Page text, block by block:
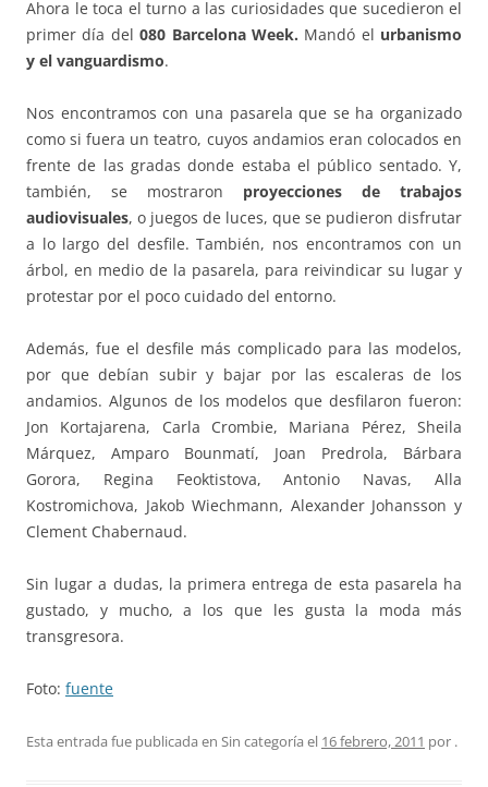
Ahora le toca el turno a las curiosidades que sucedieron el
primer día del080 Barcelona Week. Mandó el urbanismo
y el vanguardismo.
Nos encontramos con una pasarela que se ha organizado
como si fuera un teatro, cuyos andamios eran colocados en
frente de las gradas donde estaba el público sentado. Y,
también, se mostraron proyecciones de trabajos
audiovisuales, o juegos de luces, que se pudieron disfrutar
a lo largo del desfile. También, nos encontramos con un
árbol, en medio de la pasarela, para reivindicar su lugar y
protestar por el poco cuidado del entorno.
Además, fue el desfile más complicado para las modelos,
por que debían subir y bajar por las escaleras de los
andamios. Algunos de los modelos que desfilaron fueron:
Jon Kortajarena, Carla Crombie, Mariana Pérez, Sheila
Márquez, Amparo Bounmatí, Joan Predrola, Bárbara
Gorora, Regina Feoktistova, Antonio Navas, Alla
Kostromichova, Jakob Wiechmann, Alexander Johansson y
Clement Chabernaud.
Sin lugar a dudas, la primera entrega de esta pasarela ha
gustado, y mucho, a los que les gusta la moda más
transgresora.
Foto: fuente
Esta entrada fue publicada en Sin categoría el 16 febrero, 2011 por .